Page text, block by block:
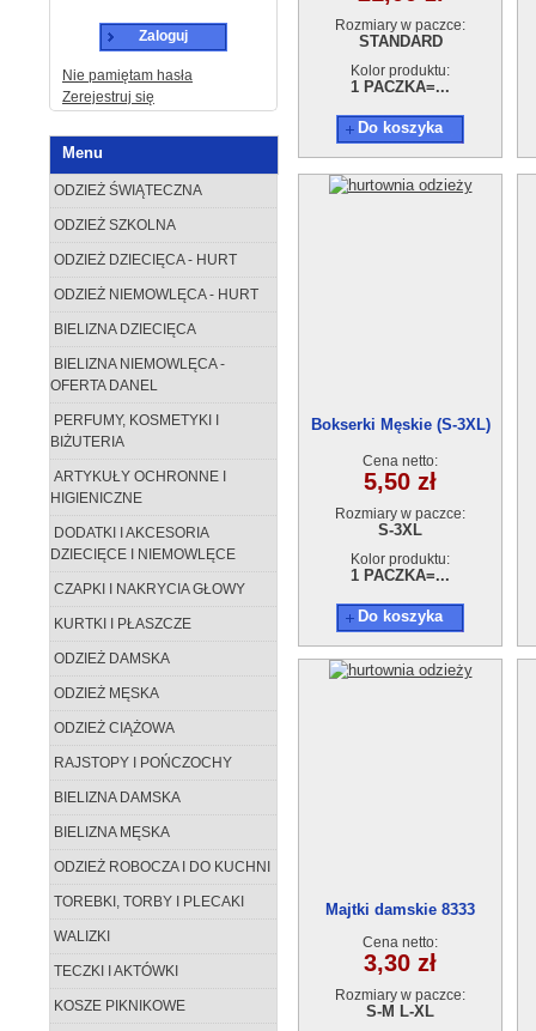
Zaloguj
Nie pamiętam hasła
Zerejestruj się
Menu
ODZIEŻ ŚWIĄTECZNA
ODZIEŻ SZKOLNA
ODZIEŻ DZIECIĘCA - HURT
ODZIEŻ NIEMOWLĘCA - HURT
BIELIZNA DZIECIĘCA
BIELIZNA NIEMOWLĘCA -
OFERTA DANEL
PERFUMY, KOSMETYKI I
BIŻUTERIA
ARTYKUŁY OCHRONNE I
HIGIENICZNE
DODATKI I AKCESORIA
DZIECIĘCE I NIEMOWLĘCE
CZAPKI I NAKRYCIA GŁOWY
KURTKI I PŁASZCZE
ODZIEŻ DAMSKA
ODZIEŻ MĘSKA
ODZIEŻ CIĄŻOWA
RAJSTOPY I POŃCZOCHY
BIELIZNA DAMSKA
BIELIZNA MĘSKA
ODZIEŻ ROBOCZA I DO KUCHNI
TOREBKI, TORBY I PLECAKI
WALIZKI
TECZKI I AKTÓWKI
KOSZE PIKNIKOWE
Rozmiary w paczce:
STANDARD
Kolor produktu:
1 PACZKA=...
Do koszyka
Bokserki Męskie (S-3XL)
Cena netto:
5,50 zł
Rozmiary w paczce:
S-3XL
Kolor produktu:
1 PACZKA=...
Do koszyka
Majtki damskie 8333
Cena netto:
3,30 zł
Rozmiary w paczce:
S-M L-XL